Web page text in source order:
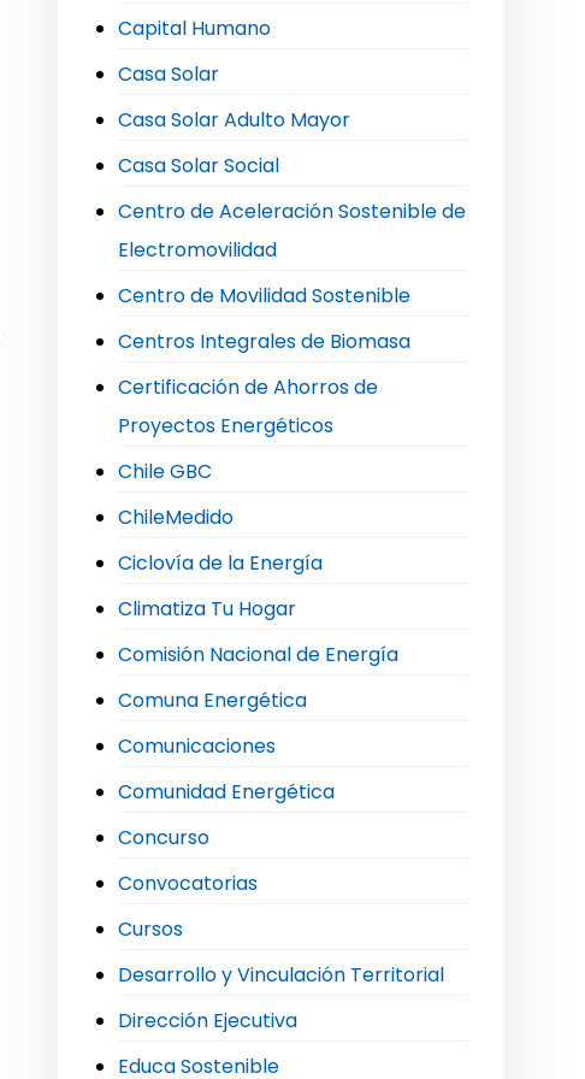
Capital Humano
Casa Solar
Casa Solar Adulto Mayor
Casa Solar Social
Centro de Aceleración Sostenible de
Electromovilidad
Centro de Movilidad Sostenible
Centros Integrales de Biomasa
Certificación de Ahorros de
Proyectos Energéticos
Chile GBC
ChileMedido
Ciclovía de la Energía
Climatiza Tu Hogar
Comisión Nacional de Energía
Comuna Energética
Comunicaciones
Comunidad Energética
Concurso
Convocatorias
Cursos
Desarrollo y Vinculación Territorial
Dirección Ejecutiva
Educa Sostenible